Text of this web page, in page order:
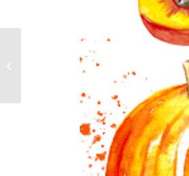
Sabolini Couture